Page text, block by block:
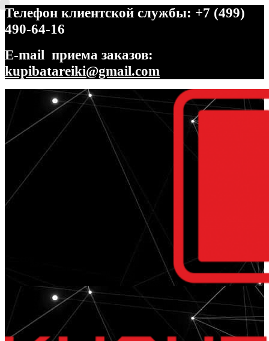
Телефон клиентской службы: +7 (499)
490-64-16
E-mail приема заказов:
kupibatareiki@gmail.com
Перейти
навигации
Перейти
содержимому